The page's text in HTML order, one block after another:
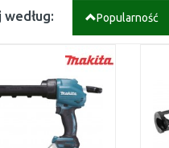
Popularność